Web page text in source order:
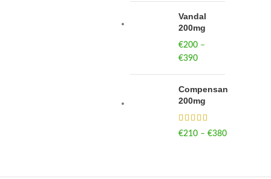
€260
through
Vandal
200mg
€200 –
€390
through
Compensan
200mg
€210 – €380